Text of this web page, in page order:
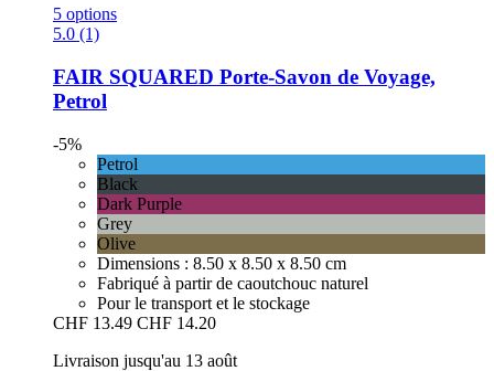
5 options
5.0 (1)
FAIR SQUARED Porte-​Savon de Voyage,
Petrol
-5%
Petrol
Black
Dark Purple
Grey
Olive
Dimensions : 8.50 x 8.50 x 8.50 cm
Fabriqué à partir de caoutchouc naturel
Pour le transport et le stockage
CHF 13.49 CHF 14.20
Livraison jusqu'au 13 août